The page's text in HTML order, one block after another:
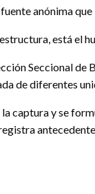
anónima
está el
Seccional
de diferentes
captura y se